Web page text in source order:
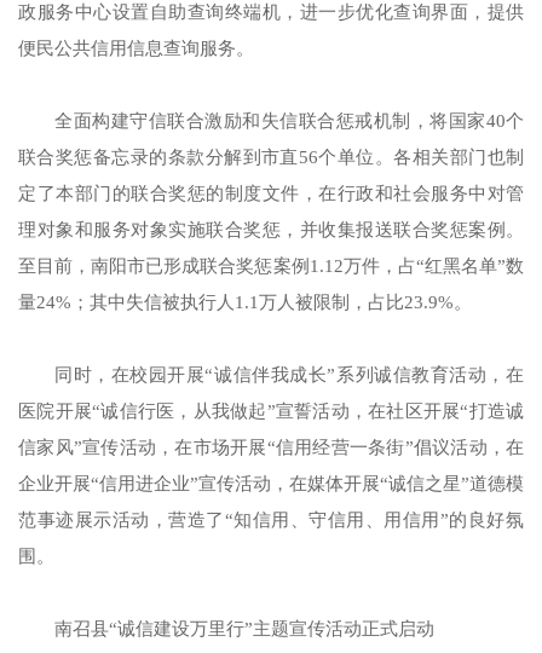
政服务中心设置自助查询终端机，进一步优化查询界面，提供
便民公共信用信息查询服务。
全面构建守信联合激励和失信联合惩戒机制，将国家40个
联合奖惩备忘录的条款分解到市直56个单位。各相关部门也制
定了本部门的联合奖惩的制度文件，在行政和社会服务中对管
理对象和服务对象实施联合奖惩，并收集报送联合奖惩案例。
至目前，南阳市已形成联合奖惩案例1.12万件，占“红黑名单”数
量24%；其中失信被执行人1.1万人被限制，占比23.9%。
同时，在校园开展“诚信伴我成长”系列诚信教育活动，在
医院开展“诚信行医，从我做起”宣誓活动，在社区开展“打造诚
信家风”宣传活动，在市场开展“信用经营一条街”倡议活动，在
企业开展“信用进企业”宣传活动，在媒体开展“诚信之星”道德模
范事迹展示活动，营造了“知信用、守信用、用信用”的良好氛
围。
南召县“诚信建设万里行”主题宣传活动正式启动